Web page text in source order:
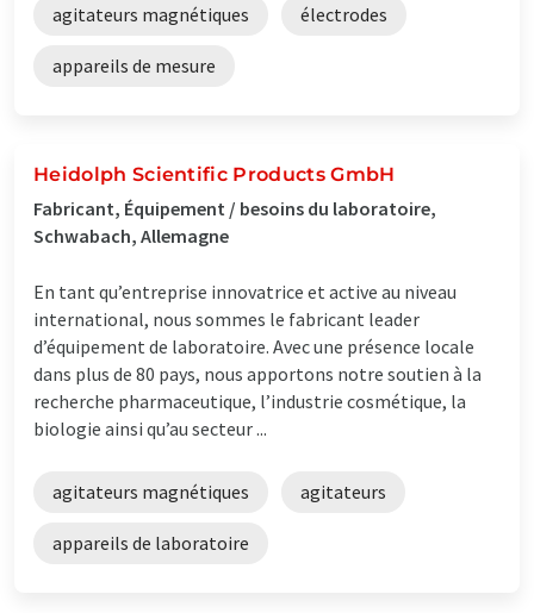
agitateurs magnétiques électrodes
appareils de mesure
Heidolph Scientific Products GmbH
Fabricant, Équipement / besoins du laboratoire,
Schwabach, Allemagne
En tant qu’entreprise innovatrice et active au niveau
international, nous sommes le fabricant leader
d’équipement de laboratoire. Avec une présence locale
dans plus de 80 pays, nous apportons notre soutien à la
recherche pharmaceutique, l’industrie cosmétique, la
biologie ainsi qu’au secteur ...
agitateurs magnétiques agitateurs
appareils de laboratoire